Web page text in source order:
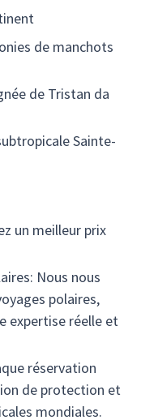
de manchots
de Tristan da
Sainte-
un meilleur prix
Nous nous
polaires,
expertise réelle et
réservation
de protection et
mondiales.